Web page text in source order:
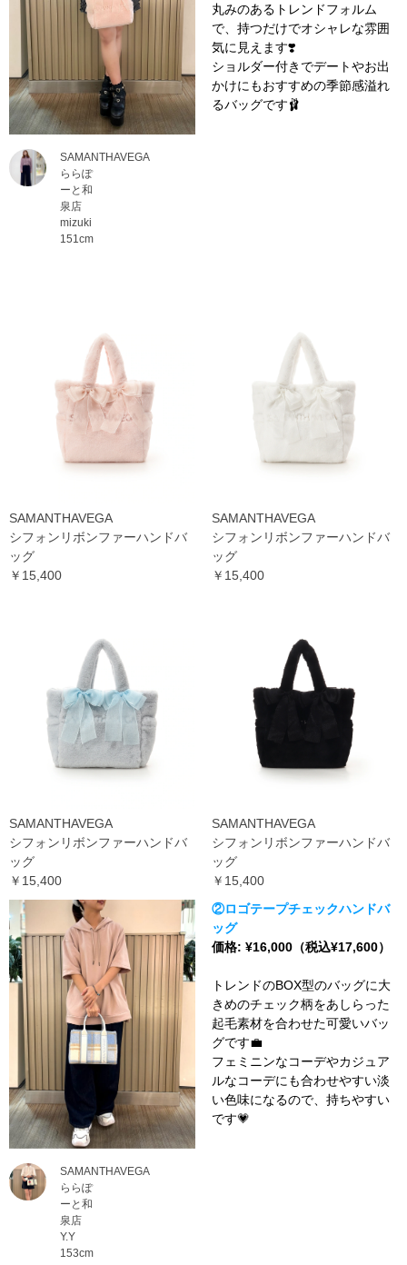
SAMANTHAVEGA
ららぽ
ーと和
泉店
mizuki
151cm
丸みのあるトレンドフォルム
で、持つだけでオシャレな雰囲
気に見えます❣️
ショルダー付きでデートやお出
かけにもおすすめの季節感溢れ
るバッグです🩰‎
SAMANTHAVEGA
シフォンリボンファーハンドバ
ッグ
￥15,400
SAMANTHAVEGA
シフォンリボンファーハンドバ
ッグ
￥15,400
SAMANTHAVEGA
シフォンリボンファーハンドバ
ッグ
￥15,400
SAMANTHAVEGA
シフォンリボンファーハンドバ
ッグ
￥15,400
SAMANTHAVEGA
ららぽ
ーと和
泉店
Y.Y
153cm
②ロゴテープチェックハンドバ
ッグ
価格: ¥16,000（税込¥17,600）
トレンドのBOX型のバッグに大
きめのチェック柄をあしらった
起毛素材を合わせた可愛いバッ
グです💼
フェミニンなコーデやカジュア
ルなコーデにも合わせやすい淡
い色味になるので、持ちやすい
です💗